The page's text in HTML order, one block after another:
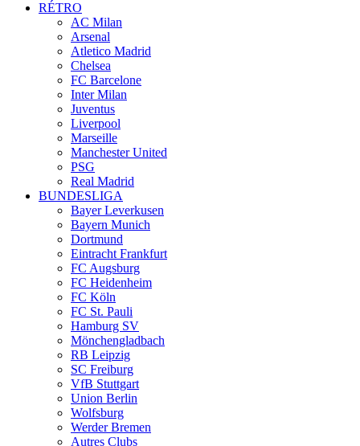
RÉTRO
AC Milan
Arsenal
Atletico Madrid
Chelsea
FC Barcelone
Inter Milan
Juventus
Liverpool
Marseille
Manchester United
PSG
Real Madrid
BUNDESLIGA
Bayer Leverkusen
Bayern Munich
Dortmund
Eintracht Frankfurt
FC Augsburg
FC Heidenheim
FC Köln
FC St. Pauli
Hamburg SV
Mönchengladbach
RB Leipzig
SC Freiburg
VfB Stuttgart
Union Berlin
Wolfsburg
Werder Bremen
Autres Clubs